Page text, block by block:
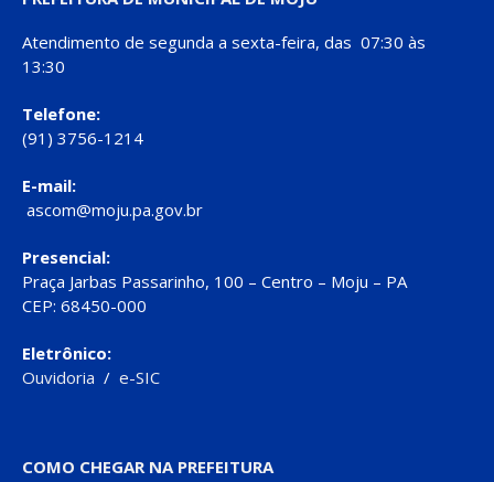
Atendimento de segunda a sexta-feira, das 07:30 às
13:30
Telefone:
(91) 3756-1214
E-mail:
ascom@moju.pa.gov.br
Presencial:
Praça Jarbas Passarinho, 100 – Centro – Moju – PA
CEP: 68450-000
Eletrônico:
Ouvidoria / e-SIC
COMO CHEGAR NA PREFEITURA